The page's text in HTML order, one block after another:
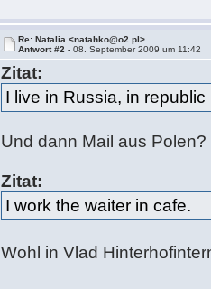
Re: Natalia <natahko@o2.pl>
Antwort #2 -08. September 2009 um 11:42
Zitat:
I live in Russia, in republic
Und dann Mail aus Polen?
Zitat:
I work the waiter in cafe.
Wohl in Vlad